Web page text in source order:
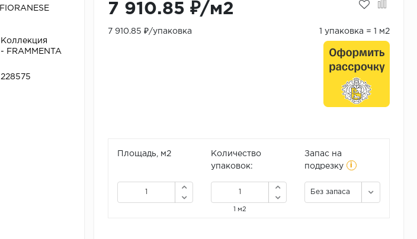
FIORANESE
Коллекция
- FRAMMENTA
228575
7 910.85 ₽/м2
7 910.85 ₽/упаковка 1 упаковка = 1 м2
Площадь, м2
Количество
упаковок:
1 м2
Запас на
подрезку
i
Без запаса